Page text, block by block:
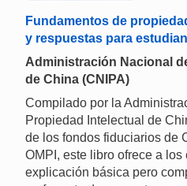
Fundamentos de
y respuestas para
Administración Nacional
de China (CNIPA)
Compilado por la
Propiedad Intelectual de
de los fondos fiduciarios de
OMPI, este libro ofrece a los
explicación básica pero